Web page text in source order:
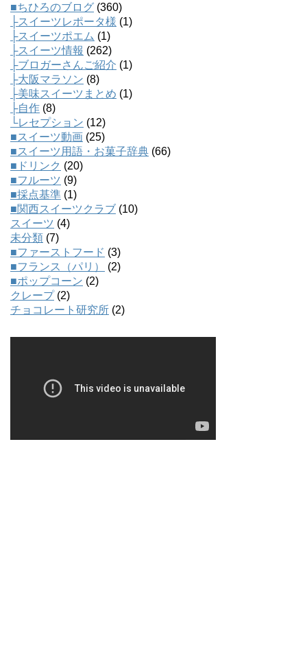
■ちひろのブログ (360)
├スイーツレポータ様 (1)
├スイーツポエム (1)
├スイーツ情報 (262)
├ブロガーさんご紹介 (1)
├大阪マラソン (8)
├美味スイーツまとめ (1)
├自作 (8)
└レセプション (12)
■スイーツ動画 (25)
■スイーツ用語・お菓子辞典 (66)
■ドリンク (20)
■フルーツ (9)
■採点基準 (1)
■関西スイーツクラブ (10)
スイーツ (4)
未分類 (7)
■ファーストフード (3)
■フランス（パリ）
(2)
■ポップコーン (2)
クレープ(2)
チョコレート研究所 (2)